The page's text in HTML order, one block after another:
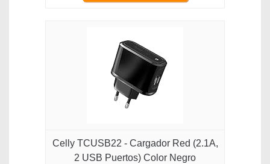
Celly TCUSB22 - Cargador Red (2.1A,
2 USB Puertos) Color Negro